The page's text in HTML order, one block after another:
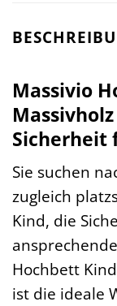
Massivio
Sicherheit
Sie suchen
zugleich
Kind, die
Hochbett
ist die ideale